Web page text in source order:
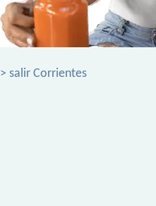
> salir Corrientes